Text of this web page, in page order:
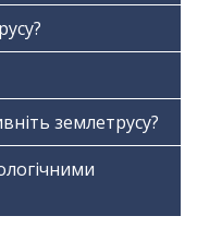
землетрусу?